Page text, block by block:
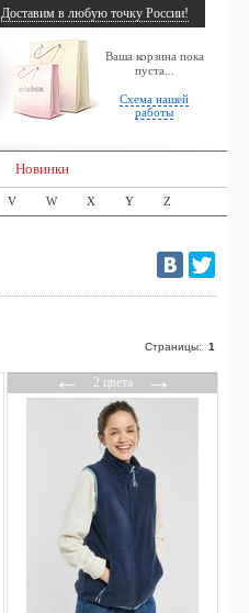
Ваша корзина пока
пуста...
Схема нашей
работы
Доставим в любую точку России!
Новинки
V W X Y Z
Страницы: 1
←2 цвета→